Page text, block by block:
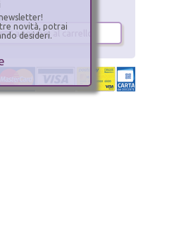
aggiungi al carrello
novità, potrai
desideri.